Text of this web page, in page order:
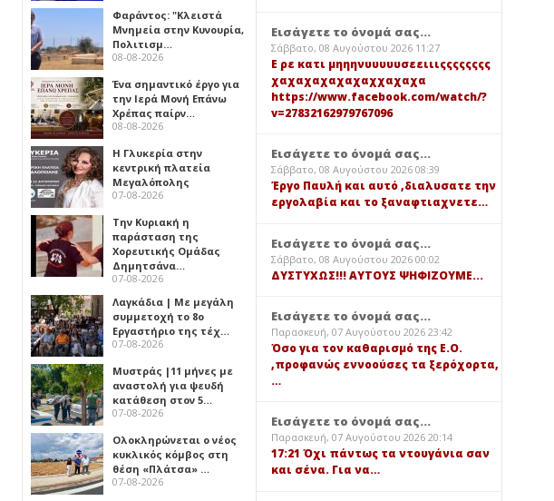
Φαράντος: "Κλειστά
Μνημεία στην Κυνουρία,
Πολιτισμ…
08-08-2026
Ένα σημαντικό έργο για
την Ιερά Μονή Επάνω
Χρέπας παίρν…
08-08-2026
Η Γλυκερία στην
κεντρική πλατεία
Μεγαλόπολης
07-08-2026
Την Κυριακή η
παράσταση της
Χορευτικής Ομάδας
Δημητσάνα…
07-08-2026
Λαγκάδια | Με μεγάλη
συμμετοχή το 8ο
Εργαστήριο της τέχ…
07-08-2026
Μυστράς |11 μήνες με
αναστολή για ψευδή
κατάθεση στον 5…
07-08-2026
Ολοκληρώνεται ο νέος
κυκλικός κόμβος στη
θέση «Πλάτσα» …
07-08-2026
Εισάγετε το όνομά σας...
Σάββατο, 08 Αυγούστου 2026 11:27
Ε ρε κατι μηηηνυυυυυσεειιιςςςςςςςς
χαχαχαχαχαχαχχαχαχα
https://www.facebook.com/watch/?
v=27832162979767096
Εισάγετε το όνομά σας...
Σάββατο, 08 Αυγούστου 2026 08:39
Έργο Παυλή και αυτό ,διαλυσατε την
εργολαβία και το ξαναφτιαχνετε…
Εισάγετε το όνομά σας...
Σάββατο, 08 Αυγούστου 2026 00:02
ΔΥΣΤΥΧΩΣ!!! ΑΥΤΟΥΣ ΨΗΦΙΖΟΥΜΕ...
Εισάγετε το όνομά σας...
Παρασκευή, 07 Αυγούστου 2026 23:42
Όσο για τον καθαρισμό της Ε.Ο.
,προφανώς εννοούσες τα ξερόχορτα,
…
Εισάγετε το όνομά σας...
Παρασκευή, 07 Αυγούστου 2026 20:14
17:21 Όχι πάντως τα ντουγάνια σαν
και σένα. Για να…